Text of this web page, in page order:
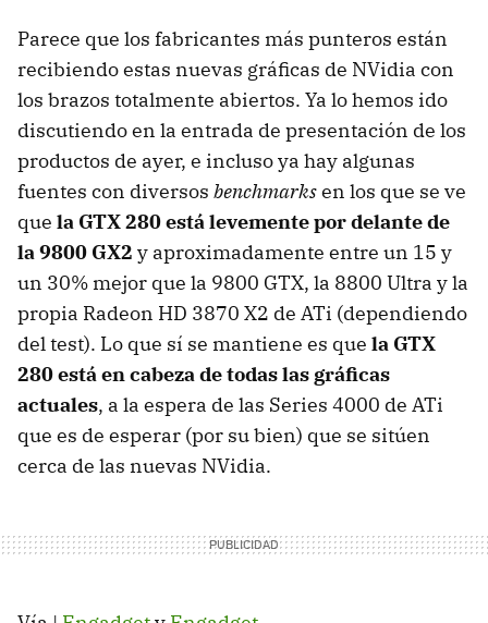
Parece que los fabricantes más punteros están
recibiendo estas nuevas gráficas de NVidia con
los brazos totalmente abiertos. Ya lo hemos ido
discutiendo en la entrada de presentación de los
productos de ayer, e incluso ya hay algunas
fuentes con diversos benchmarksen los que se ve
que la GTX 280 está levemente por delante de
la 9800 GX2 y aproximadamente entre un 15 y
un 30% mejor que la 9800 GTX, la 8800 Ultra y la
propia Radeon HD 3870 X2 de ATi (dependiendo
del test). Lo que sí se mantiene es que la GTX
280 está en cabeza de todas las gráficas
actuales, a la espera de las Series 4000 de ATi
que es de esperar (por su bien) que se sitúen
cerca de las nuevas NVidia.